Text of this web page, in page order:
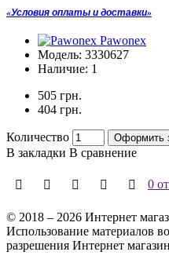
Условия оплаты и доставки
Pawonex
Модель: 3330627
Наличие: 1
505 грн.
404 грн.
Количество Оформить
В закладки В сравнение
0
© 2018 – 2026 Интернет
Использование материалов
разрешения Интернет